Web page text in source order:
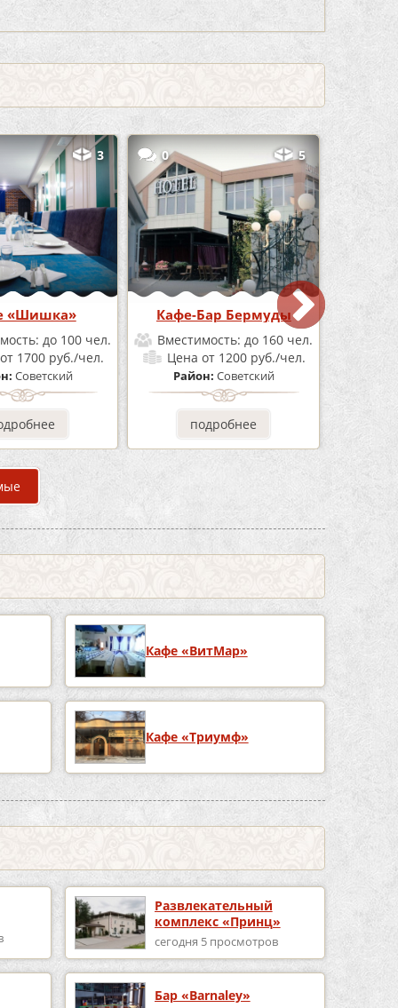
3
«Шишка»
до 100 чел.
от 1700 руб./чел.
Советский
0 5
Кафе-Бар Бермуды
Вместимость: до 160 чел.
Цена от 1200 руб./чел.
Район: Советский
подробнее
Кафе «ВитМар»
Кафе «Триумф»
Развлекательный
комплекс «Принц»
сегодня 5 просмотров
Бар «Barnaley»